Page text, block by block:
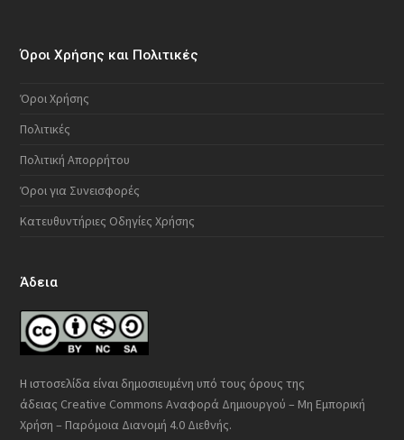
Όροι Χρήσης και Πολιτικές
Όροι Χρήσης
Πολιτικές
Πολιτική Απορρήτου
Όροι για Συνεισφορές
Κατευθυντήριες Οδηγίες Χρήσης
Άδεια
Η ιστοσελίδα είναι δημοσιευμένη υπό τους όρους της
άδειας Creative Commons Αναφορά Δημιουργού – Μη Εμπορική
Χρήση – Παρόμοια Διανομή 4.0 Διεθνής.